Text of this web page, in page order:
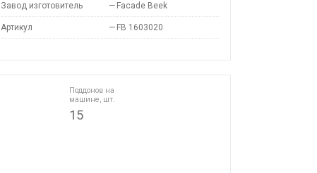
Завод изготовитель — Facade Beek
Артикул — FB 1603020
Поддонов на
машине, шт.
15